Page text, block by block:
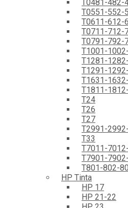
T0481-482-
T0551-552-
T0611-612-
T0711-712-
T0791-792-
T1001-
T1281-
T1291-
T1631-
T1811-
T24
T26
T27
T2991-
T33
T7011-
T7901-
T801-802-
HP Tinta
HP 17
HP 21-22